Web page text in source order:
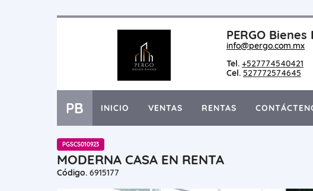
PERGO Bienes
info@pergo.com.mx
Tel. +527774540421
Cel. 527772574645
PB INICIO VENTAS RENTAS
PGSCS010923
MODERNA CASA EN RENTA
Código. 6915177